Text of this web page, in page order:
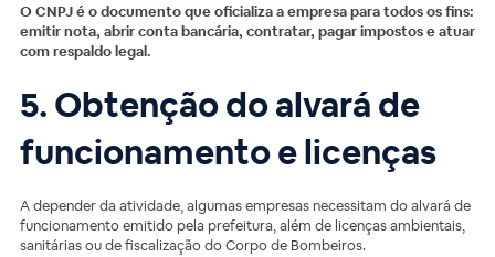
O CNPJ é o documento que oficializa a empresa para todos os fins:
emitir nota, abrir conta bancária, contratar, pagar impostos e atuar
com respaldo legal.
5. Obtenção do alvará de
funcionamento e licenças
A depender da atividade, algumas empresas necessitam do alvará de
funcionamento emitido pela prefeitura, além de licenças ambientais,
sanitárias ou de fiscalização do Corpo de Bombeiros.